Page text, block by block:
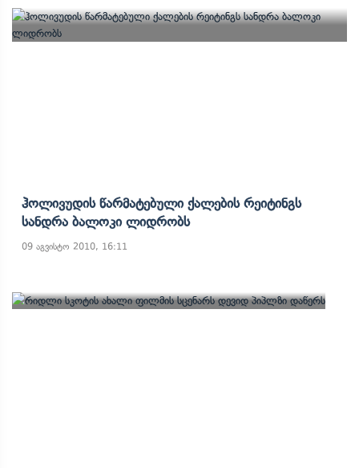
Ჰოლივუდის Წარმატებული Ქალების Რეიტინგს
Სანდრა Ბალოკი Ლიდრობს
09 აგვისტო 2010, 16:11